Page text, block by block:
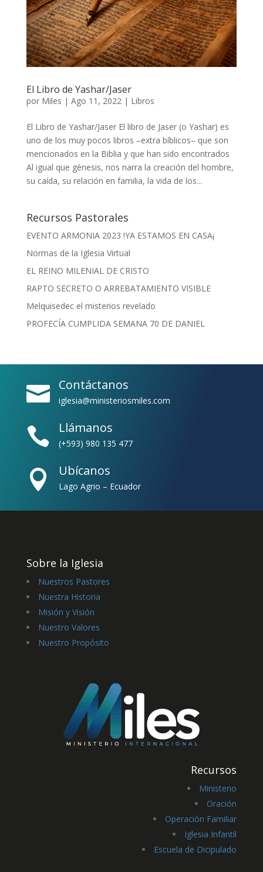
El Libro de Yashar/Jaser
por Miles | Ago 11, 2022| Libros
El Libro de Yashar/Jaser El libro de Jaser (o Yashar) es
uno de los muy pocos libros –extra bíblicos– que son
mencionados en la Biblia y que han sido encontrados
Al igual que génesis, nos narra la creación del hombre,
su caída, su relación en familia, la vida de los...
Recursos Pastorales
EVENTO ARMONIA 2023 !YA ESTAMOS EN CASA¡
Normas de la Iglesia Virtual
EL REINO MILENIAL DE CRISTO
RAPTO SECRETO O ARREBATAMIENTO VISIBLE
Melquisedec el misterios revelado
PROFECÍA CUMPLIDA SEMANA 70 DE DANIEL
 Contáctanos
iglesia@ministeriosmiles.com
 Llámanos
(+593) 980 135 477
 Ubícanos
Lago Agrio – Ecuador
Sobre la Iglesia
Nuestros Pastores
Nuestra Historia
Misión y Visión
Nuestro Valores
Nuestro Propósito
Recursos
Ministerio
Oración
Operación Familiar
Iglesia Infantil
Escuela de Dicipulado